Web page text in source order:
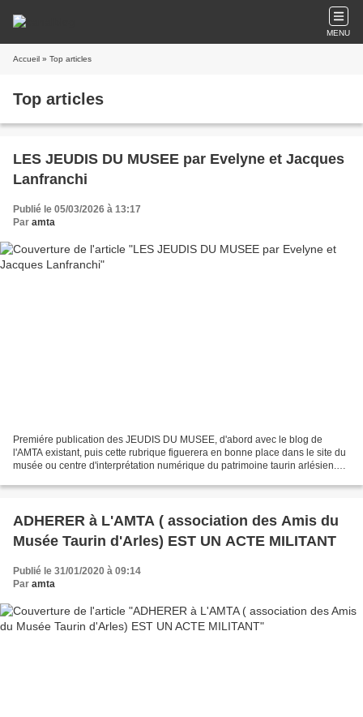
MENU
Accueil » Top articles
Top articles
LES JEUDIS DU MUSEE par Evelyne et Jacques
Lanfranchi
Publié le 05/03/2026 à 13:17
Par amta
Premiére publication des JEUDIS DU MUSEE, d'abord avec le blog de
l'AMTA existant, puis cette rubrique figuerera en bonne place dans le site du
musée ou centre d'interprétation numérique du patrimoine taurin arlésien.
ADHERER à L'AMTA ( association des Amis du
Musée Taurin d'Arles) EST UN ACTE MILITANT
Publié le 31/01/2020 à 09:14
Par amta